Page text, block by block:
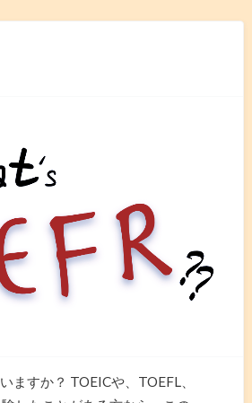
ますか？ TOEICや、TOEFL、